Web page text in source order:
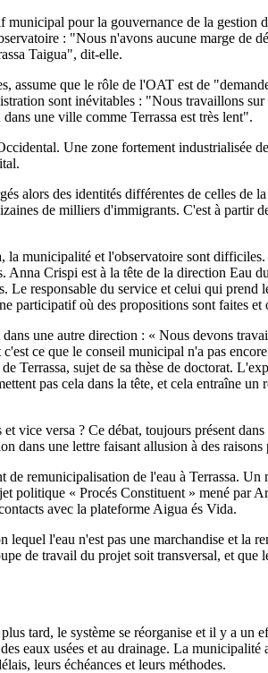
pour la gouvernance de la
: "Nous n'avons aucune marge de
Taigua", dit-elle.
que le rôle de l'OAT est de
sont inévitables : "Nous travaillons
une ville comme Terrassa est très lent".
Une zone fortement
alors des identités différentes de celles
de milliers d'immigrants. C'est à partir
municipalité et l'observatoire sont
Anna Crispi est à la tête de la direction
responsable du service et celui qui prend
où des propositions sont faites et
une autre direction : « Nous devons
ce que le conseil municipal n'a pas
Terrassa, sujet de sa thèse de doctorat.
pas cela dans la tête, et cela entraîne
versa ? Ce débat, toujours présent
dans une lettre faisant allusion à des raisons
remunicipalisation de l'eau à Terrassa.
politique « Procés Constituent » mené par
avec la plateforme Aigua és Vida.
lequel l'eau n'est pas une marchandise et
de travail du projet soit transversal, et que
tard, le système se réorganise et il y a
eaux usées et au drainage. La
leurs échéances et leurs méthodes.